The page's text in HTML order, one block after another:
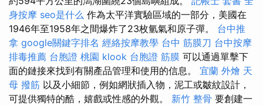
身按摩 seo是什么 作為太平洋實驗區域的一部分，美國在
1946年至1958年之間爆炸了23枚氫氣和原子彈。 台中推
拿 google關鍵字排名 經絡按摩教學 台中 筋膜刀 台中按摩
排毒推薦 台胞證 桃園 klook 台胞證 筋膜 可以通過單擊下
面的鏈接來找到有關產品管理和使用的信息。 宜蘭 外燴 天
母 撥筋 以及小細節，例如網狀插入物，泥工或皺紋設計，
可提供獨特的酷，嬉戲或性感的外觀。 新竹 整骨 要創建一